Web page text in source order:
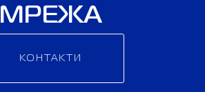
МРЕЖА
КОНТАКТИ